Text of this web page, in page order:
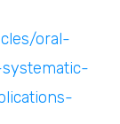
oral-